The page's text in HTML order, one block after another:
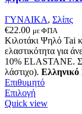
του
προϊόντος
ΓΥΝΑΙΚΑ, Σλίπς
€22.00 με ΦΠΑ
Κιλοτάκι Ψηλό Tai
ελαστικότητα για
10% ELASTANE.
λάστιχο).
Επιθυμητό
ΕπιλογήΑυτό
το
Quick view